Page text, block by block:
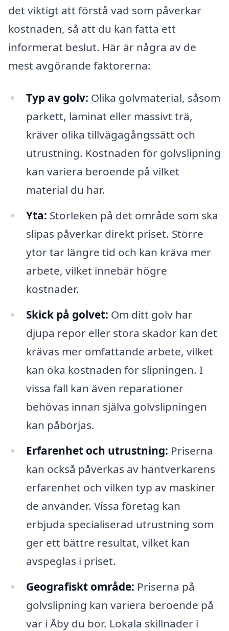
det viktigt att förstå vad som påverkar
kostnaden, så att du kan fatta ett
informerat beslut. Här är några av de
mest avgörande faktorerna:
Typ av golv: Olika golvmaterial, såsom
parkett, laminat eller massivt trä,
kräver olika tillvägagångssätt och
utrustning. Kostnaden för golvslipning
kan variera beroende på vilket
material du har.
Yta: Storleken på det område som ska
slipas påverkar direkt priset. Större
ytor tar längre tid och kan kräva mer
arbete, vilket innebär högre
kostnader.
Skick på golvet: Om ditt golv har
djupa repor eller stora skador kan det
krävas mer omfattande arbete, vilket
kan öka kostnaden för slipningen. I
vissa fall kan även reparationer
behövas innan själva golvslipningen
kan påbörjas.
Erfarenhet och utrustning: Priserna
kan också påverkas av hantverkarens
erfarenhet och vilken typ av maskiner
de använder. Vissa företag kan
erbjuda specialiserad utrustning som
ger ett bättre resultat, vilket kan
avspeglas i priset.
Geografiskt område: Priserna på
golvslipning kan variera beroende på
var i Åby du bor. Lokala skillnader i